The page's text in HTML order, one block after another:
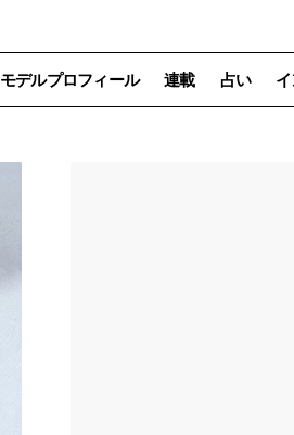
モデルプロフィール 連載 占い